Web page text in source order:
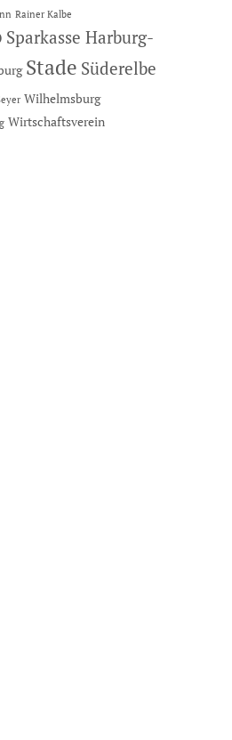
Rainer Kalbe
Sparkasse Harburg-
Stade Süderelbe
Wilhelmsburg
Wirtschaftsverein